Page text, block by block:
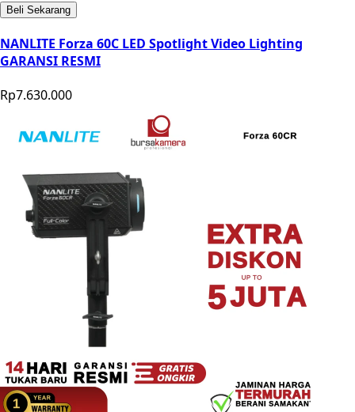
Beli Sekarang
NANLITE Forza 60C LED Spotlight Video Lighting
GARANSI RESMI
Rp7.630.000